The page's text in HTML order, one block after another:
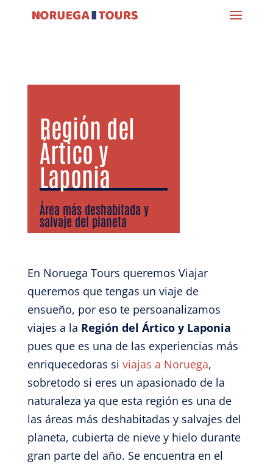
Región del
Ártico y
Laponia
​Área más deshabitada y
salvaje del planeta
En Noruega Tours queremos Viajar
queremos que tengas un viaje de
ensueño, por eso te persoanalizamos
viajes a la Región del Ártico y Laponia
pues que es una de las experiencias más
enriquecedoras si viajas a Noruega,
sobretodo si eres un apasionado de la
naturaleza ya que esta región es una de
las áreas más deshabitadas y salvajes del
planeta, cubierta de nieve y hielo durante
gran parte del año. Se encuentra en el